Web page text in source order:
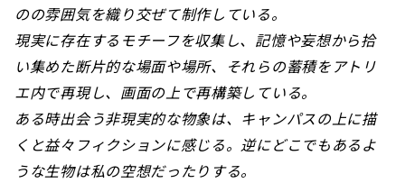
のの雰囲気を織り交ぜて制作している。
現実に存在するモチーフを収集し、記憶や妄想から拾
い集めた断片的な場面や場所、それらの蓄積をアトリ
エ内で再現し、画面の上で再構築している。
ある時出会う非現実的な物象は、キャンパスの上に描
くと益々フィクションに感じる。逆にどこでもあるよ
うな生物は私の空想だったりする。